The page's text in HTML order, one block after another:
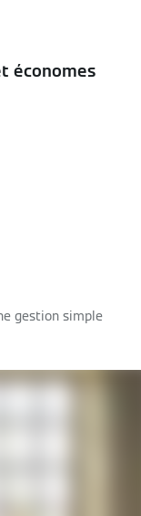
économes
gestion simple